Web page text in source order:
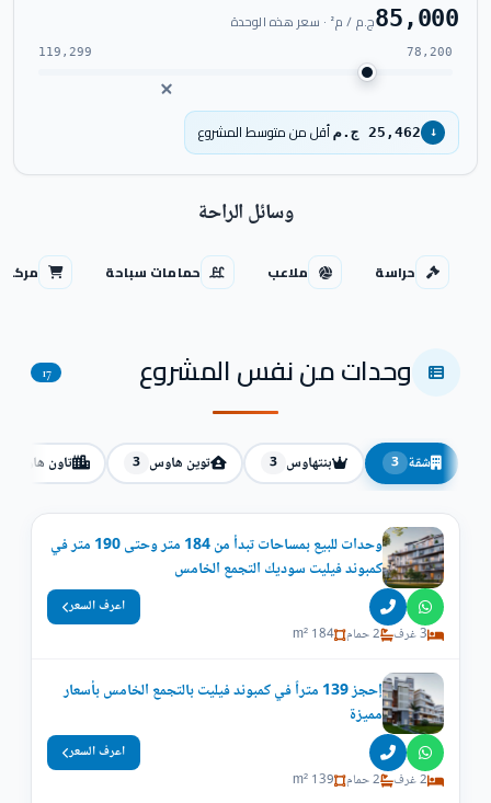
85,000ج.م / م² · سعر هذه الوحدة
78,200
119,299
↓ 25,462 ج.م أقل من متوسط المشروع
وسائل الراحة
حراسة ملاعب حمامات سباحة مركز
وحدات من نفس المشروع 17
شقة 3 بنتهاوس 3 توين هاوس 3 تاون هاوس
وحدات للبيع بمساحات تبدأ من 184 متر وحتى 190 متر في
كمبوند فيليت سوديك التجمع الخامس
3 غرف 2 حمام 184 m²
اعرف السعر
إحجز 139 متراً في كمبوند فيليت بالتجمع الخامس بأسعار
مميزة
2 غرف 2 حمام 139 m²
اعرف السعر